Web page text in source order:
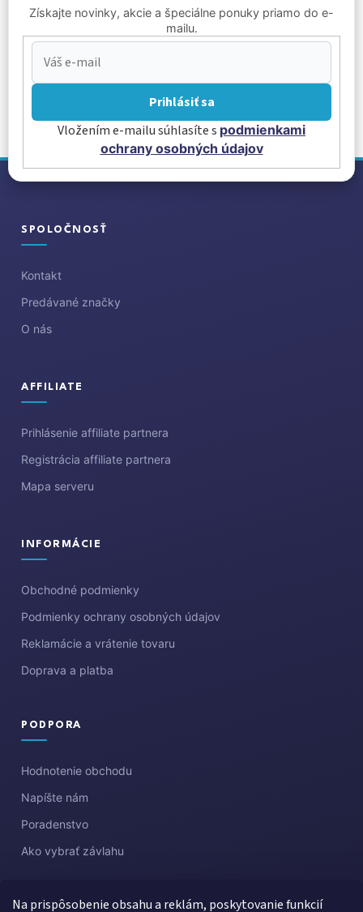
Na prispôsobenie obsahu a reklám, poskytovanie funkcií
Získajte novinky, akcie a špeciálne ponuky priamo do e-
mailu.
Prihlásiť sa
Vložením e-mailu súhlasíte s podmienkami
ochrany osobných údajov
Z
SPOLOČNOSŤ
Kontakt
Predávané značky
O nás
AFFILIATE
Prihlásenie affiliate partnera
Registrácia affiliate partnera
Mapa serveru
INFORMÁCIE
Obchodné podmienky
Podmienky ochrany osobných údajov
Reklamácie a vrátenie tovaru
Doprava a platba
PODPORA
Hodnotenie obchodu
Napíšte nám
Poradenstvo
Ako vybrať závlahu